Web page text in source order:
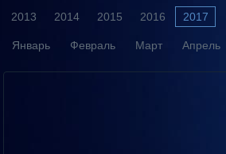
2013 2014 2015 2016 2017
Январь Февраль Март Апрель